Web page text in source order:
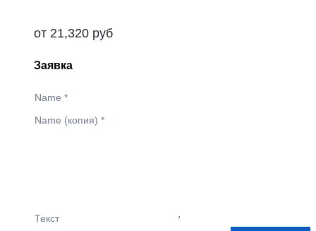
от 21,320 руб
Заявка
Name *
Name (копия) *
Текст